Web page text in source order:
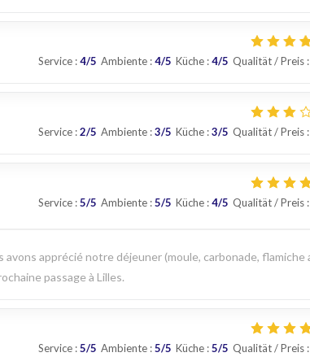
Service: 4/5 Ambiente: 4/5 Küche: 4/5 Qualität / Preis:
Service: 2/5 Ambiente: 3/5 Küche: 3/5 Qualität / Preis:
Service: 5/5 Ambiente: 5/5 Küche: 4/5 Qualität / Preis:
apprécié notre déjeuner (moule, carbonade, flamiche
passage à Lilles.
Service: 5/5 Ambiente: 5/5 Küche: 5/5 Qualität / Preis: